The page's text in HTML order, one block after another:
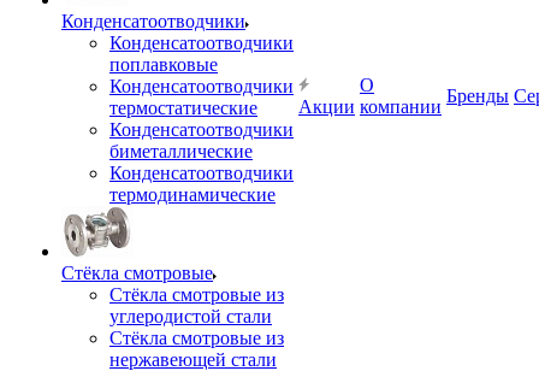
Конденсатоотводчики
Конденсатоотводчики
поплавковые
Конденсатоотводчики
термостатические
Конденсатоотводчики
биметаллические
Конденсатоотводчики
термодинамические
Стёкла смотровые
Стёкла смотровые из
углеродистой стали
Стёкла смотровые из
нержавеющей стали
Акции
О
компании
Бренды